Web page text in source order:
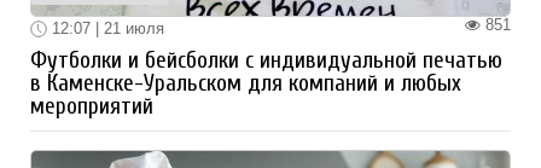
851
12:07 | 21 июля
Футболки и бейсболки с индивидуальной печатью
в Каменске-Уральском для компаний и любых
мероприятий